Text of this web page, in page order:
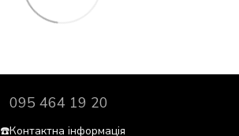
095 464 19 20
☎️Контактна інформація